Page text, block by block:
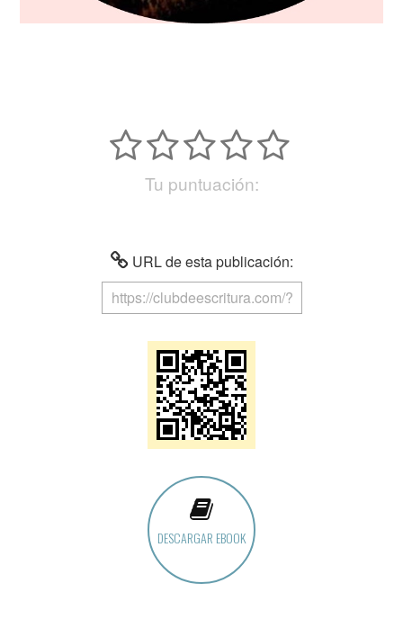
Tu puntuación:
URL de esta publicación:
DESCARGAR EBOOK